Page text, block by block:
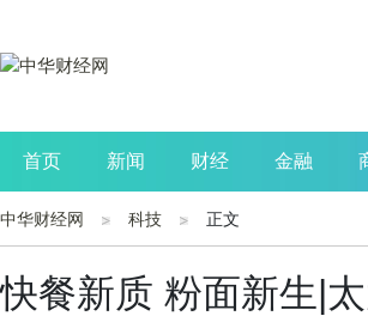
首页 新闻 财经 金融
公司 生活 读书
中华财经网 科技 正文
快餐新质 粉面新生|